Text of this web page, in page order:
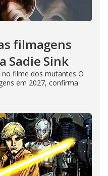
filmagens
Sadie Sink
filme dos mutantes O
em 2027, confirma